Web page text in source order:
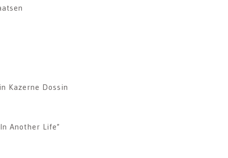
Kazerne Dossin
Another Life”